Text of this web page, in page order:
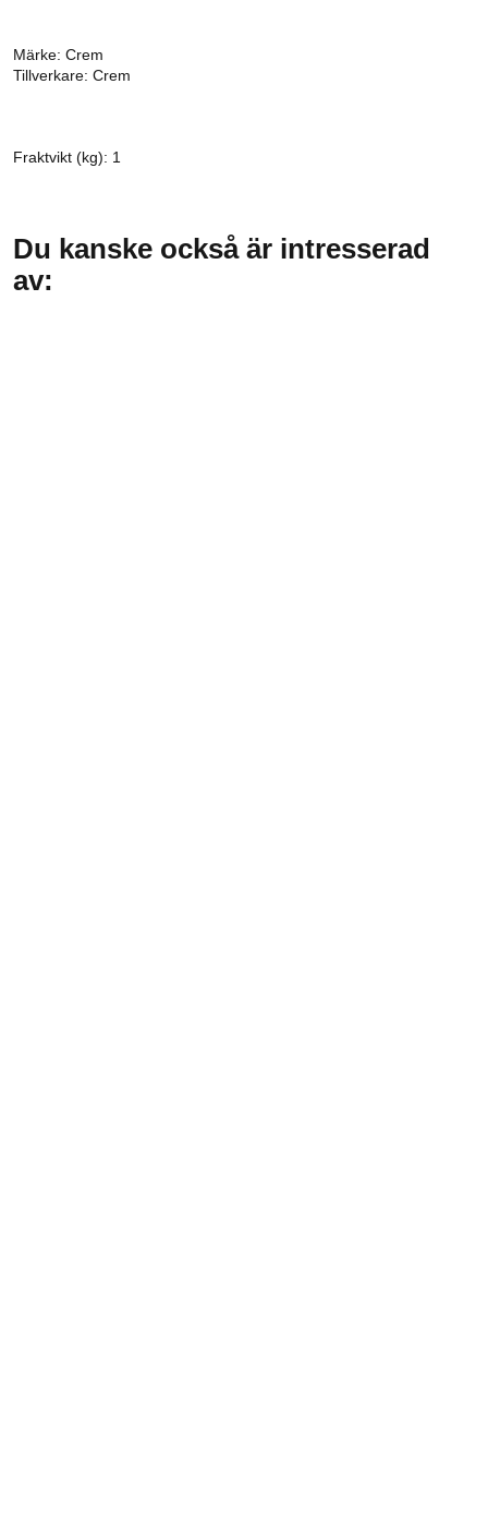
Märke: Crem
Tillverkare: Crem
Fraktvikt (kg): 1
Du kanske också är intresserad
av: